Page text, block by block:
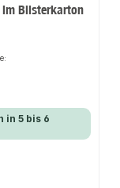
im Blisterkarton
in 5 bis 6